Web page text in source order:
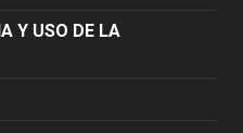
Y USO DE LA